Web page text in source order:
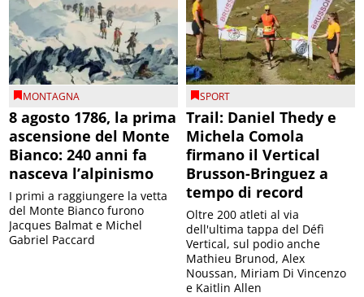
MONTAGNA
8 agosto 1786, la prima
ascensione del Monte
Bianco: 240 anni fa
nasceva l’alpinismo
I primi a raggiungere la vetta
del Monte Bianco furono
Jacques Balmat e Michel
Gabriel Paccard
SPORT
Trail: Daniel Thedy e
Michela Comola
firmano il Vertical
Brusson-Bringuez a
tempo di record
Oltre 200 atleti al via
dell'ultima tappa del Défì
Vertical, sul podio anche
Mathieu Brunod, Alex
Noussan, Miriam Di Vincenzo
e Kaitlin Allen